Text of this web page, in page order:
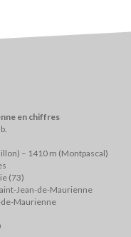
en chiffres
– 1410 m (Montpascal)
(73)
Jean-de-Maurienne
de-Maurienne